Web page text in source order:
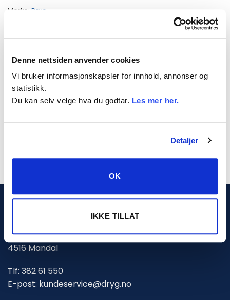
Denne nettsiden anvender cookies
Vi bruker informasjonskapsler for innhold, annonser og
statistikk.
Du kan selv velge hva du godtar. Les mer her.
Detaljer
OK
IKKE TILLAT
Merke: Dryg
TILLEGGSINFORMASJON
PASSER TIL
VEKT
Marnarveien 123
4516 Mandal
Tlf: 382 61 550
E-post: kundeservice@dryg.no